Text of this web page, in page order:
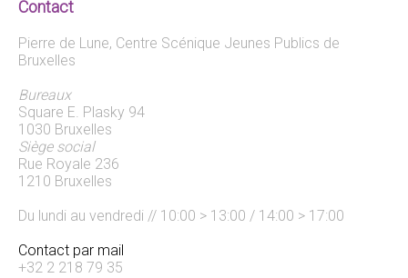
Contact
Pierre de Lune, Centre Scénique Jeunes Publics de
Bruxelles
Bureaux
Square E. Plasky 94
1030 Bruxelles
Siège social
Rue Royale 236
1210 Bruxelles
Du lundi au vendredi // 10:00 > 13:00 / 14:00 > 17:00
Contact par mail
+32 2 218 79 35